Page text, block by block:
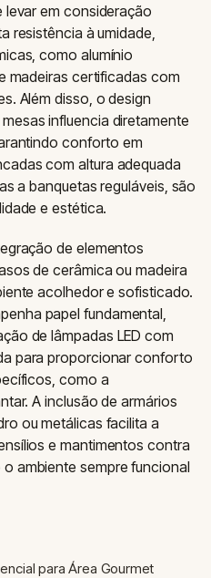
em consideração
resistência à umidade,
como alumínio
madeiras certificadas com
Além disso, o design
influencia diretamente
conforto em
com altura adequada
a banquetas reguláveis, são
e estética.
de elementos
de cerâmica ou madeira
acolhedor e sofisticado.
papel fundamental,
de lâmpadas LED com
para proporcionar conforto
como a
A inclusão de armários
ou metálicas facilita a
e mantimentos contra
ambiente sempre funcional
para Área Gourmet